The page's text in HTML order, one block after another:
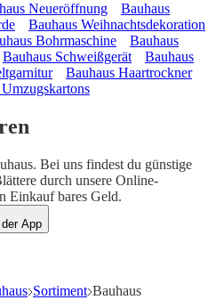
Neueröffnung
Bauhaus
Bauhaus Weihnachtsdekoration
Bohrmaschine
Bauhaus
Bauhaus Schweißgerät
Bauhaus
Bauhaus Haartrockner
Bei uns findest du günstige
durch unsere Online-
Einkauf bares Geld.
App
Sortiment Bauhaus